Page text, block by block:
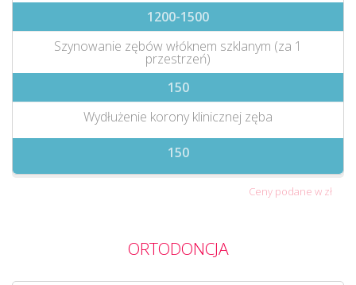
1200-1500
Szynowanie zębów włóknem szklanym (za 1
przestrzeń)
150
Wydłużenie korony klinicznej zęba
150
Ceny podane w zł
ORTODONCJA